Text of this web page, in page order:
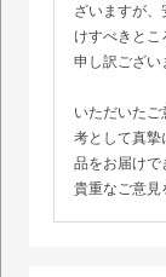
ざいますが
けすべきと
申し訳ござい
いただいた
考として真摯
品をお届けで
貴重なご意見